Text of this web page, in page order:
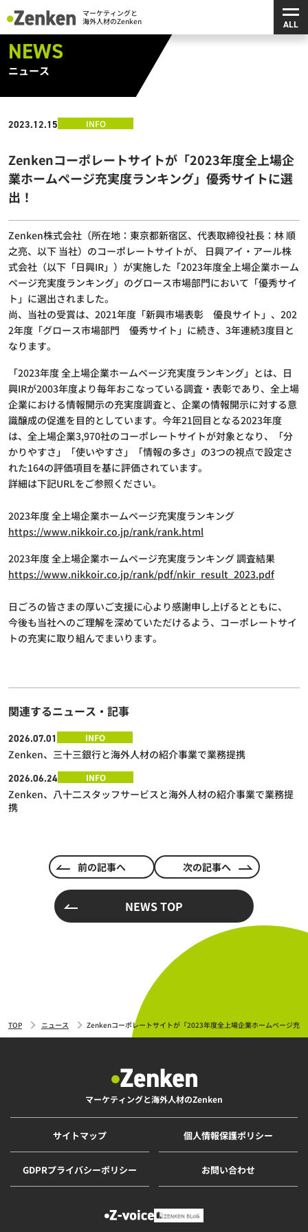
マーケティングと海外人材のZenken
メ
NEWS
ニュース
2023.12.15 INFO
Zenkenコーポレートサイトが「2023年度全上場企
業ホームページ充実度ランキング」優秀サイトに選
出！
Zenken株式会社（所在地：東京都新宿区、代表取締役社長：林 順
之亮、以下 当社）のコーポレートサイトが、 日興アイ・アール株
式会社（以下「日興IR」）が実施した「2023年度全上場企業ホーム
ページ充実度ランキング」のグロース市場部門において「優秀サイ
ト」に選出されました。
尚、当社の受賞は、2021年度「新興市場表彰 優良サイト」、202
2年度「グロース市場部門 優秀サイト」に続き、3年連続3度目と
なります。
「2023年度 全上場企業ホームページ充実度ランキング」とは、日
興IRが2003年度より毎年おこなっている調査・表彰であり、全上場
企業における情報開示の充実度調査と、企業の情報開示に対する意
識醸成の促進を目的としています。今年21回目となる2023年度
は、全上場企業3,970社のコーポレートサイトが対象となり、「分
かりやすさ」「使いやすさ」「情報の多さ」の3つの視点で設定さ
れた164の評価項目を基に評価されています。
詳細は下記URLをご参照ください。
2023年度 全上場企業ホームページ充実度ランキング
https://www.nikkoir.co.jp/rank/rank.html
2023年度 全上場企業ホームページ充実度ランキング 調査結果
https://www.nikkoir.co.jp/rank/pdf/nkir_result_2023.pdf
日ごろの皆さまの厚いご支援に心より感謝申し上げるとともに、
今後も当社へのご理解を深めていただけるよう、コーポレートサイ
トの充実に取り組んでまいります。
関連するニュース・記事
2026.07.01 INFO
Zenken、三十三銀行と海外人材の紹介事業で業務提携
2026.06.24 INFO
Zenken、八十二スタッフサービスと海外人材の紹介事業で業務提
携
前の記事へ 次の記事へ
NEWS TOP
TOP ニュース Zenkenコーポレートサイトが「2023年度全上場企業ホームページ充
マーケティングと海外人材のZenken
サイトマップ 個人情報保護ポリシー
GDPRプライバシーポリシー お問い合わせ